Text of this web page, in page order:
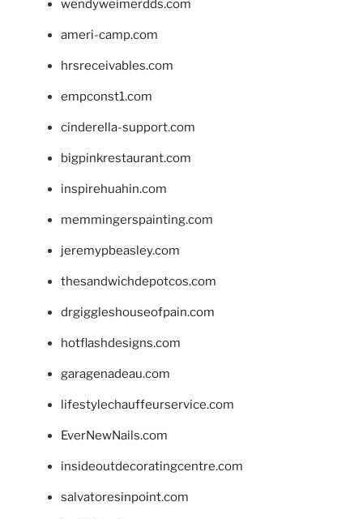
wendyweimerdds.com
ameri-camp.com
hrsreceivables.com
empconst1.com
cinderella-support.com
bigpinkrestaurant.com
inspirehuahin.com
memmingerspainting.com
jeremypbeasley.com
thesandwichdepotcos.com
drgiggleshouseofpain.com
hotflashdesigns.com
garagenadeau.com
lifestylechauffeurservice.com
EverNewNails.com
insideoutdecoratingcentre.com
salvatoresinpoint.com